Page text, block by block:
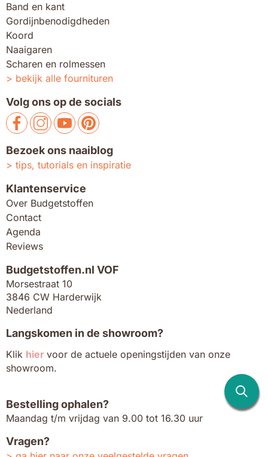
Band en kant
Gordijnbenodigdheden
Koord
Naaigaren
Scharen en rolmessen
bekijk alle fournituren
Volg ons op de socials
Bezoek ons naaiblog
tips, tutorials en inspiratie
Klantenservice
Over Budgetstoffen
Contact
Agenda
Reviews
Budgetstoffen.nl VOF
Morsestraat 10
3846 CW Harderwijk
Nederland
Langskomen in de showroom?
Klik hier voor de actuele openingstijden van onze
showroom.
Bestelling ophalen?
Maandag t/m vrijdag van 9.00 tot 16.30 uur
Vragen?